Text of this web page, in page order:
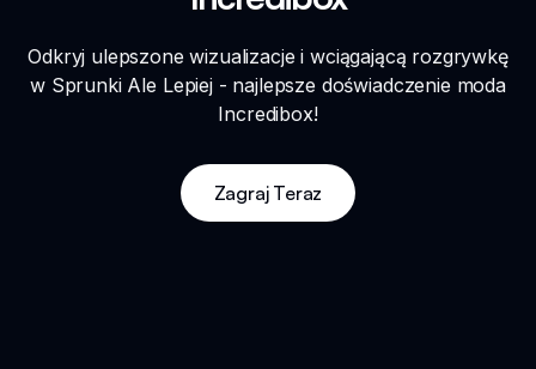
Odkryj ulepszone wizualizacje i wciągającą rozgrywkę
w Sprunki Ale Lepiej - najlepsze doświadczenie moda
Incredibox!
Zagraj Teraz